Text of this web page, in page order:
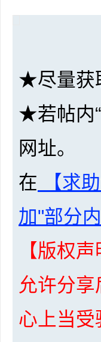
★尽量获
★若帖内
网址。
在 【求
加"部分
【版权
允许分
心上当